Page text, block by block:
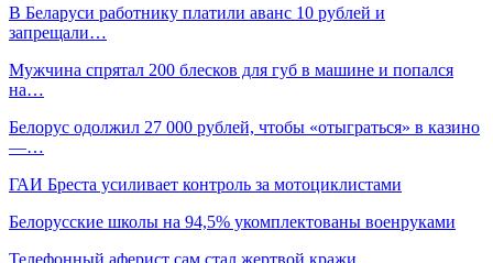
В Беларуси работнику платили аванс 10 рублей и
запрещали…
Мужчина спрятал 200 блесков для губ в машине и попался
на…
Белорус одолжил 27 000 рублей, чтобы «отыграться» в казино
—…
ГАИ Бреста усиливает контроль за мотоциклистами
Белорусские школы на 94,5% укомплектованы военруками
Телефонный аферист сам стал жертвой кражи